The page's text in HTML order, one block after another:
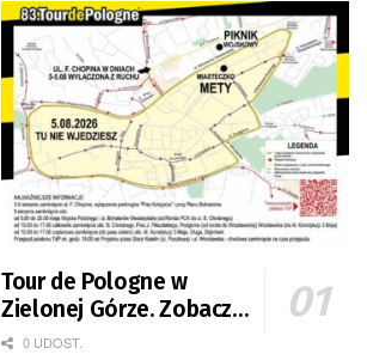
Tour de Pologne w
Zielonej Górze. Zobacz
zmiany w organizacji
0 UDOST.